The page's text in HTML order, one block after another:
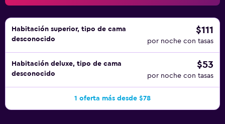
breve trayecto en coche del hotel.
Habitación superior, tipo de cama
desconocido
$111
por noche con tasas
Habitación deluxe, tipo de cama
desconocido
$53
por noche con tasas
1 oferta más desde $78